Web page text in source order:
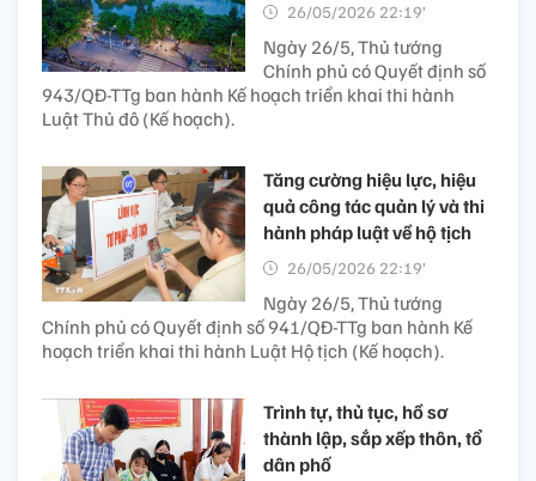
26/05/2026 22:19’
Ngày 26/5, Thủ tướng
Chính phủ có Quyết định số
943/QĐ-TTg ban hành Kế hoạch triển khai thi hành
Luật Thủ đô (Kế hoạch).
Tăng cường hiệu lực, hiệu
quả công tác quản lý và thi
hành pháp luật về hộ tịch
26/05/2026 22:19’
Ngày 26/5, Thủ tướng
Chính phủ có Quyết định số 941/QĐ-TTg ban hành Kế
hoạch triển khai thi hành Luật Hộ tịch (Kế hoạch).
Trình tự, thủ tục, hồ sơ
thành lập, sắp xếp thôn, tổ
dân phố